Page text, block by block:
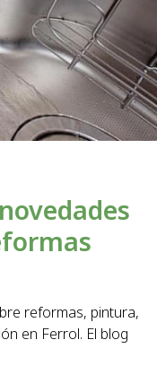
reformas, pintura,
en Ferrol. El blog